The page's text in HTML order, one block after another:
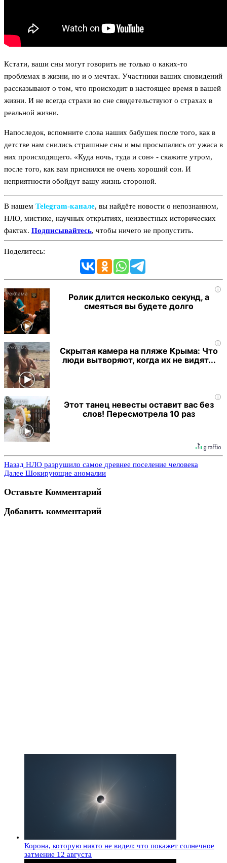
Кстати, ваши сны могут говорить не только о каких-то
проблемах в жизни, но и о мечтах. Участники ваших сновидений
рассказывают о том, что происходит в настоящее время в вашей
жизни. И не всегда страхи во сне свидетельствуют о страхах в
реальной жизни.
Напоследок, вспомните слова наших бабушек после того, как в
детстве нам снились страшные сны и мы просыпались от ужаса в
них происходящего. «Куда ночь, туда и сон» - скажите утром,
после того, как вам приснился не очень хороший сон. И
неприятности обойдут вашу жизнь стороной.
В нашем Telegram‑канале, вы найдёте новости о непознанном,
НЛО, мистике, научных открытиях, неизвестных исторических
фактах. Подписывайтесь, чтобы ничего не пропустить.
Поделитесь:
i
Ролик длится несколько секунд, а
смеяться вы будете долго
i
Скрытая камера на пляже Крыма: Что
люди вытворяют, когда их не видят...
i
Этот танец невесты оставит вас без
слов! Пересмотрела 10 раз
Назад НЛО разрушило самое древнее поселение человека
Далее Шокирующие аномалии
Оставьте Комментарий
Добавить комментарий
Корона, которую никто не видел: что покажет солнечное
затмение 12 августа